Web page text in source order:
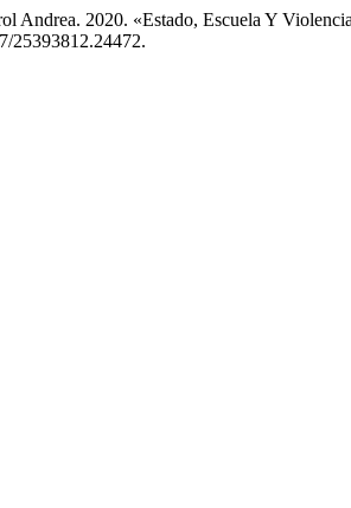
Andrea. 2020. «Estado, Escuela Y
25393812.24472.